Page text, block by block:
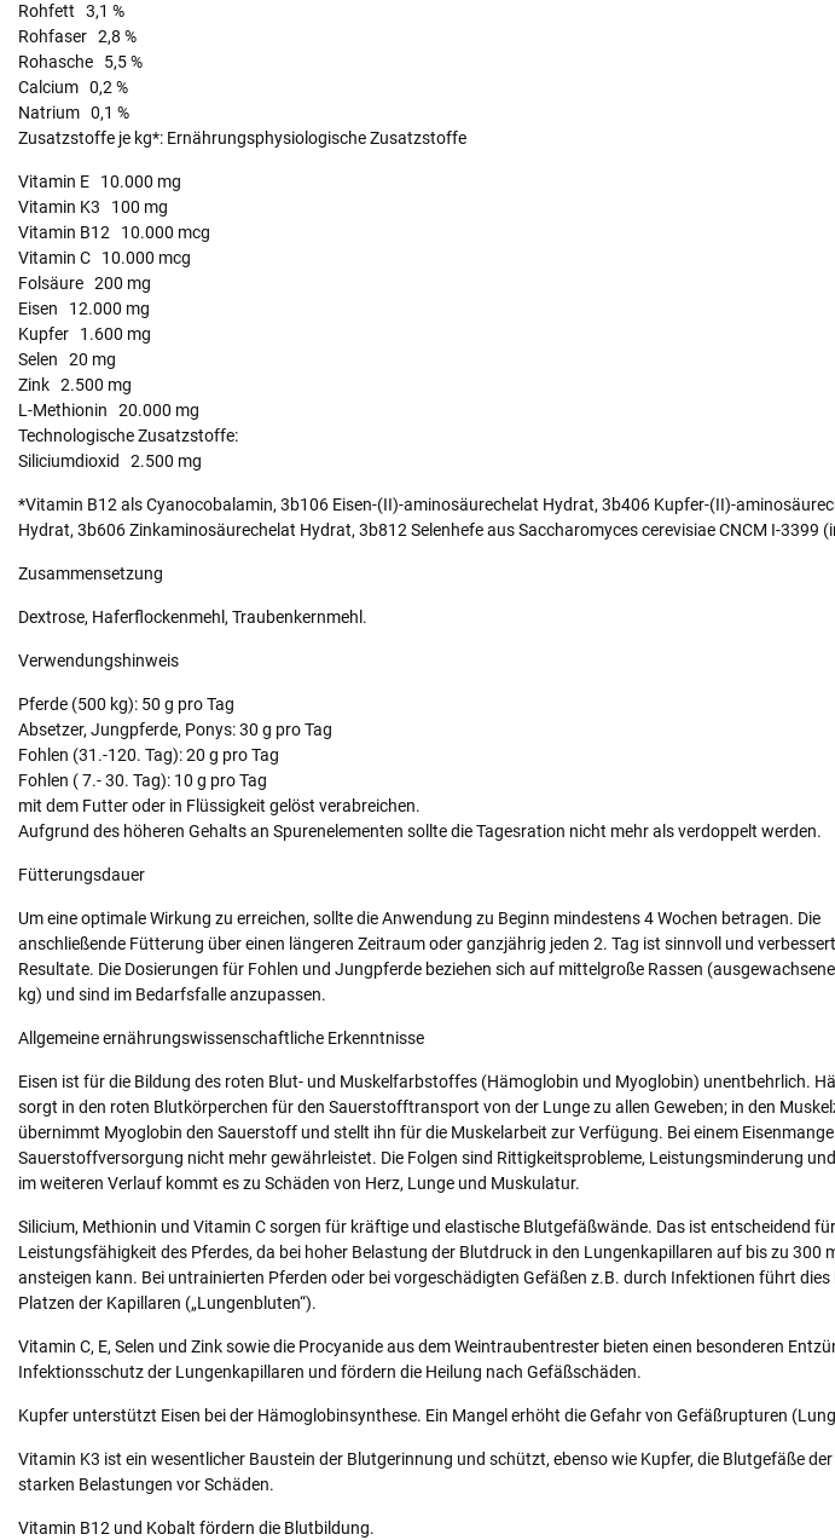
Rohfett 3,1 %
Rohfaser 2,8 %
Rohasche 5,5 %
Calcium 0,2 %
Natrium 0,1 %
Zusatzstoffe je kg*: Ernährungsphysiologische Zusatzstoffe
Vitamin E 10.000 mg
Vitamin K3 100 mg
Vitamin B12 10.000 mcg
Vitamin C 10.000 mcg
Folsäure 200 mg
Eisen 12.000 mg
Kupfer 1.600 mg
Selen 20 mg
Zink 2.500 mg
L-Methionin 20.000 mg
Technologische Zusatzstoffe:
Siliciumdioxid 2.500 mg
*Vitamin B12 als Cyanocobalamin, 3b106 Eisen-(II)-aminosäurechelat Hydrat, 3b406 Kupfer-(II)-
Hydrat, 3b606 Zinkaminosäurechelat Hydrat, 3b812 Selenhefe aus Saccharomyces cerevisiae CNCM I-3399
Zusammensetzung
Dextrose, Haferflockenmehl, Traubenkernmehl.
Verwendungshinweis
Pferde (500 kg): 50 g pro Tag
Absetzer, Jungpferde, Ponys: 30 g pro Tag
Fohlen (31.-120. Tag): 20 g pro Tag
Fohlen ( 7.- 30. Tag): 10 g pro Tag
mit dem Futter oder in Flüssigkeit gelöst verabreichen.
Aufgrund des höheren Gehalts an Spurenelementen sollte die Tagesration nicht mehr als verdoppelt werden.
Fütterungsdauer
Um eine optimale Wirkung zu erreichen, sollte die Anwendung zu Beginn mindestens 4 Wochen betragen. Die
anschließende Fütterung über einen längeren Zeitraum oder ganzjährig jeden 2. Tag ist sinnvoll und
Resultate. Die Dosierungen für Fohlen und Jungpferde beziehen sich auf mittelgroße Rassen
kg) und sind im Bedarfsfalle anzupassen.
Allgemeine ernährungswissenschaftliche Erkenntnisse
Eisen ist für die Bildung des roten Blut- und Muskelfarbstoffes (Hämoglobin und Myoglobin) unentbehrlich.
sorgt in den roten Blutkörperchen für den Sauerstofftransport von der Lunge zu allen Geweben; in den
übernimmt Myoglobin den Sauerstoff und stellt ihn für die Muskelarbeit zur Verfügung. Bei einem
Sauerstoffversorgung nicht mehr gewährleistet. Die Folgen sind Rittigkeitsprobleme, Leistungsminderung
im weiteren Verlauf kommt es zu Schäden von Herz, Lunge und Muskulatur.
Silicium, Methionin und Vitamin C sorgen für kräftige und elastische Blutgefäßwände. Das ist entscheidend
Leistungsfähigkeit des Pferdes, da bei hoher Belastung der Blutdruck in den Lungenkapillaren auf bis zu 300
ansteigen kann. Bei untrainierten Pferden oder bei vorgeschädigten Gefäßen z.B. durch Infektionen führt
Platzen der Kapillaren („Lungenbluten“).
Vitamin C, E, Selen und Zink sowie die Procyanide aus dem Weintraubentrester bieten einen besonderen
Infektionsschutz der Lungenkapillaren und fördern die Heilung nach Gefäßschäden.
Kupfer unterstützt Eisen bei der Hämoglobinsynthese. Ein Mangel erhöht die Gefahr von Gefäßrupturen
Vitamin K3 ist ein wesentlicher Baustein der Blutgerinnung und schützt, ebenso wie Kupfer, die Blutgefäße
starken Belastungen vor Schäden.
Vitamin B12 und Kobalt fördern die Blutbildung.